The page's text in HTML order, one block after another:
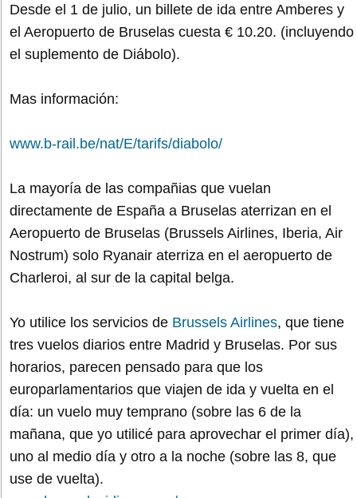
Desde el 1 de julio, un billete de ida entre Amberes y
el Aeropuerto de Bruselas cuesta € 10.20. (incluyendo
el suplemento de Diábolo).
Mas información:
www.b-rail.be/nat/E/tarifs/diabolo/
La mayoría de las compañias que vuelan
directamente de España a Bruselas aterrizan en el
Aeropuerto de Bruselas (Brussels Airlines, Iberia, Air
Nostrum) solo Ryanair aterriza en el aeropuerto de
Charleroi, al sur de la capital belga.
Yo utilice los servicios de Brussels Airlines, que tiene
tres vuelos diarios entre Madrid y Bruselas. Por sus
horarios, parecen pensado para que los
europarlamentarios que viajen de ida y vuelta en el
día: un vuelo muy temprano (sobre las 6 de la
mañana, que yo utilicé para aprovechar el primer día),
uno al medio día y otro a la noche (sobre las 8, que
use de vuelta).